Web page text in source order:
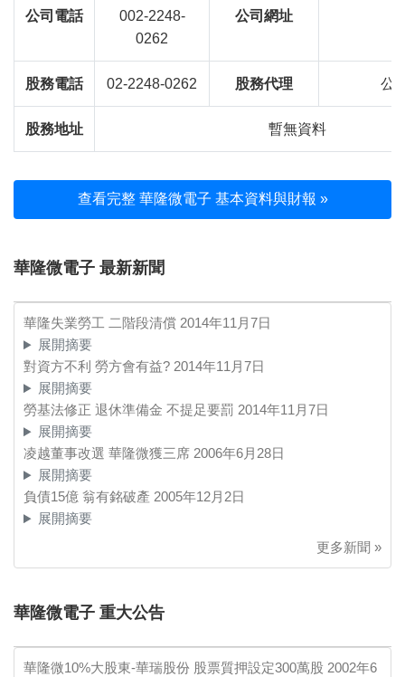
公司電話
002-2248-
0262
公司網址
股務電話 02-2248-0262 股務代理 公
股務地址 暫無資料
查看完整 華隆微電子 基本資料與財報 »
華隆微電子 最新新聞
華隆失業勞工 二階段清償 2014年11月7日
展開摘要
對資方不利 勞方會有益? 2014年11月7日
展開摘要
勞基法修正 退休準備金 不提足要罰 2014年11月7日
展開摘要
凌越董事改選 華隆微獲三席 2006年6月28日
展開摘要
負債15億 翁有銘破產 2005年12月2日
展開摘要
更多新聞 »
華隆微電子 重大公告
華隆微10%大股東-華瑞股份 股票質押設定300萬股 2002年6